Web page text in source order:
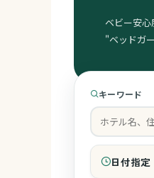
ベビー安心
"ベッドガ
キーワード
日付指定